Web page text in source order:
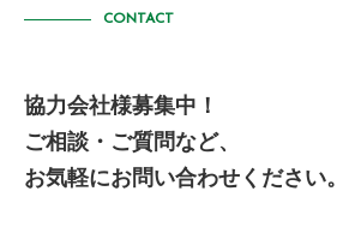
CONTACT
協力会社様募集中！
ご相談・ご質問など、
お気軽にお問い合わせください。